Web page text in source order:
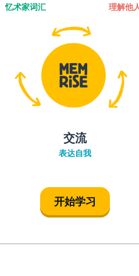
忆术家词汇 理解他
交流
表达自我
开始学习